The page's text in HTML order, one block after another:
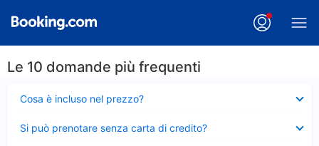
Le 10 domande più frequenti
Cosa è incluso nel prezzo?
chiuso
Si può prenotare senza carta di credito?
chiuso